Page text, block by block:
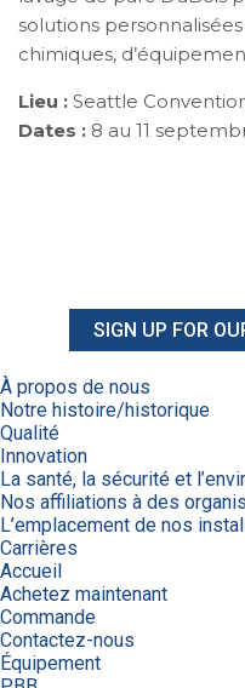
solutions
chimiques,
Lieu : Seattle
Dates : 8 au 11
SIGN UP FOR
À propos de nous
Notre histoire/historique
Qualité
Innovation
La santé, la sécurité et
Nos affiliations à des
L’emplacement de nos
Carrières
Accueil
Achetez maintenant
Commande
Contactez-nous
Équipement